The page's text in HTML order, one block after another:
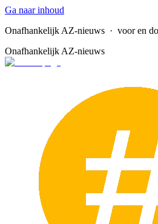
Ga naar inhoud
Onafhankelijk AZ-nieuws · voor en
Onafhankelijk AZ-nieuws